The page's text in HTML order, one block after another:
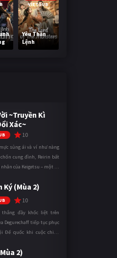
VIETSUB
Yêu Thần
Lệnh
~Truyền Kì
Xác~
10
sủng ái và ví như nàng
cung đình, Reirin bất
của Keigetsu – một kẻ
...
Ký (Mùa 2)
10
thắng đầy khốc liệt trên
Degurechaff tiếp tục phục
Đế quốc khi cuộc chiến
tài năn ...
2)